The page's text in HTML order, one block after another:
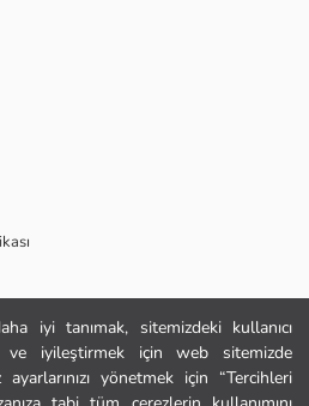
iyi tanımak, sitemizdeki kullanıcı
ve iyileştirmek için web sitemizde
yönetmek için “Tercihleri
Ana Sayfa
İndirin